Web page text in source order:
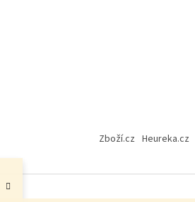
Zboží.cz Heureka.cz